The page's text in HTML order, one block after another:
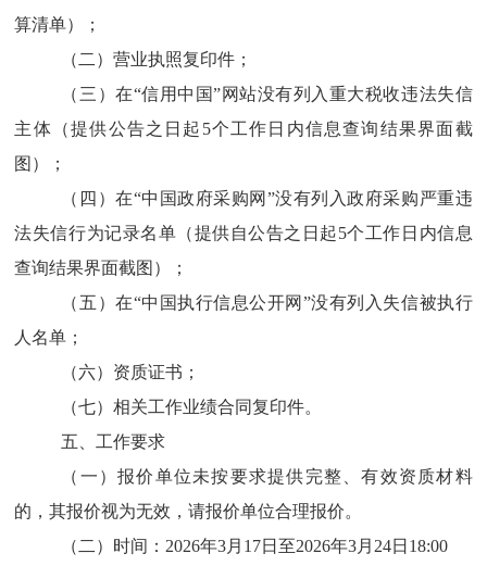
算清单）；
（ 二 ）营业执照复印件；
（ 三 ）在“信用中国”网站没有列入重大税收违法失信
主体（提供公告之日起 5个工作日内信息查询结果界面截
图）；
（ 四 ）在“中国政府采购网 ”没有列入政府采购严重违
法失信行为记录名单（提供自公告之日起5个工作日内信息
查询结果界面截图）；
（ 五 ）在“中国执行信息公开网 ”没有列入失信被执行
人名单；
（六） 资质证书；
（七）相关工作业绩合同复印件。
五、工作要求
（ 一 ）报价单位未按要求提供完整、有效资质材料
的，其报价视为无效，请报价单位合理报价。
（ 二 ） 时间： 2026年3月 1 7日至2026年3月 24日 18:00